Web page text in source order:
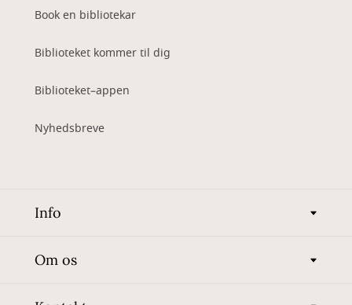
Book en bibliotekar
Biblioteket kommer til dig
Biblioteket–appen
Nyhedsbreve
Info
Om os